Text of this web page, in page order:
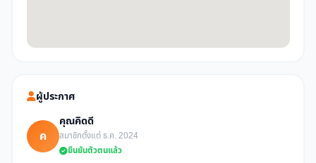
ผู้ประกาศ
ค
คุณคิดดี
สมาชิกตั้งแต่ ธ.ค. 2024
ยืนยันตัวตนแล้ว